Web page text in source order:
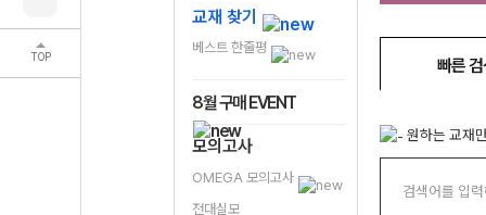
TOP
교재 찾기
베스트 한줄평
8월 구매 EVENT
모의고사
OMEGA 모의고사
전대실모
빠른 검
원하는 교재